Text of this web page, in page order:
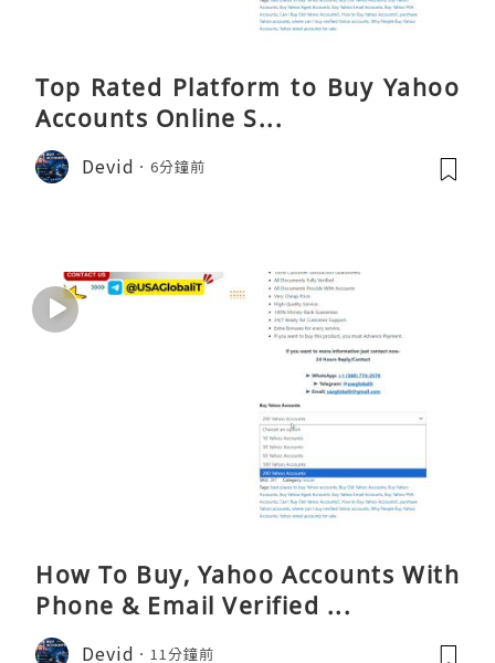
Top Rated Platform to Buy Yahoo
Accounts Online S...
Devid 6分鐘前
How To Buy, Yahoo Accounts With
Phone & Email Verified ...
Devid 11分鐘前